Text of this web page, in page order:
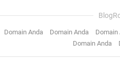
Domain Anda Domain Anda Domain
Domain Anda